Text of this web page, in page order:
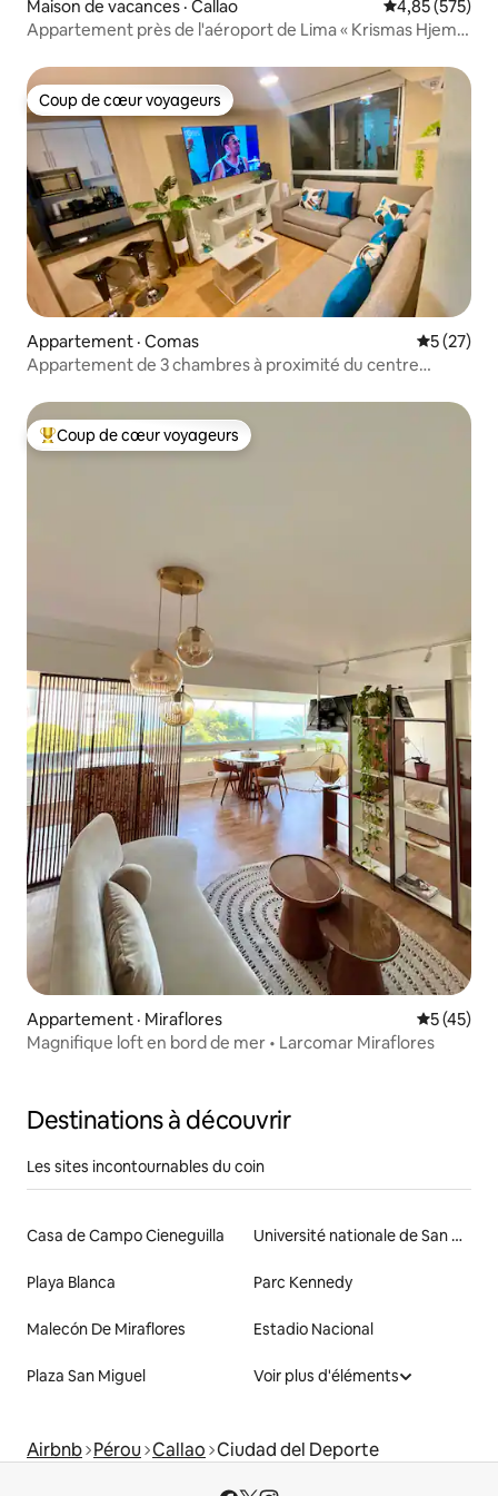
Maison de vacances · Callao Note
4,85 (575)
Appartement près de l'aéroport de Lima « Krismas Hjem
Coup de cœur voyageurs
Coup de cœur voyageurs
Appartement · Comas Note
5 (27)
Appartement de 3 chambres à proximité du centre
Coup de cœur voyageurs parmi les plus aimés
Coup de cœur voyageurs
Appartement · Miraflores Note
5 (45)
Magnifique loft en bord de mer • Larcomar Miraflores
Destinations à découvrir
Les sites incontournables du coin
Casa de Campo Cieneguilla Université nationale de San Marcos
Playa Blanca Parc Kennedy
Malecón De Miraflores Estadio Nacional
Plaza San Miguel Voir plus d'éléments
Airbnb Pérou Callao Ciudad del Deporte